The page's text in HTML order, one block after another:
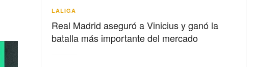
LALIGA
Real Madrid aseguró a Vinicius y ganó la
batalla más importante del mercado